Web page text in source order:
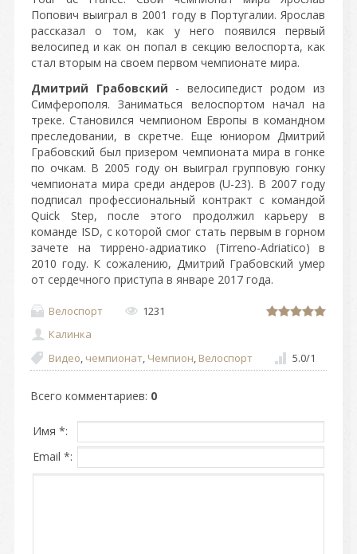
Попович выиграл в 2001 году в Португалии. Ярослав
рассказал о том, как у него появился первый
велосипед и как он попал в секцию велоспорта, как
стал вторым на своем первом чемпионате мира.
Дмитрий Грабовский - велосипедист родом из
Симферополя. Заниматься велоспортом начал на
треке. Становился чемпионом Европы в командном
преследовании, в скретче. Еще юниором Дмитрий
Грабовский был призером чемпионата мира в гонке
по очкам. В 2005 году он выиграл групповую гонку
чемпионата мира среди андеров (U-23). В 2007 году
подписал профессиональный контракт с командой
Quick Step, после этого продолжил карьеру в
команде ISD, с которой смог стать первым в горном
зачете на тиррено-адриатико (Tirreno-Adriatico) в
2010 году. К сожалению, Дмитрий Грабовский умер
от сердечного приступа в январе 2017 года.
Велоспорт
1231
Калинка
Видео чемпионат Чемпион Велоспорт 5.0/1
Всего комментариев: 0
Имя *:
Email *: